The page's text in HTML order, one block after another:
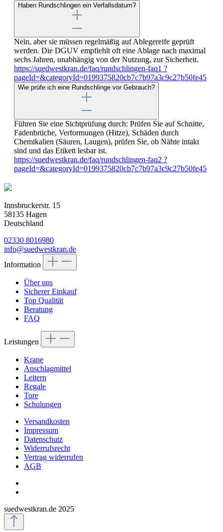
Haben Rundschlingen ein Verfallsdatum?
Nein, aber sie müssen regelmäßig auf Ablegereife geprüft
werden. Die DGUV empfiehlt oft eine Ablage nach maximal
sechs Jahren, unabhängig von der Nutzung, zur Sicherheit.
https://suedwestkran.de/faq/rundschlingen-faq1 ?
pageId=&categoryId=0199375820cb7c7b97a3c9c27b50fe45
Wie prüfe ich eine Rundschlinge vor Gebrauch?
Führen Sie eine Sichtprüfung durch: Prüfen Sie auf Schnitte,
Fadenbrüche, Verformungen (Hitze), Schäden durch
Chemikalien (Säuren, Laugen), prüfen Sie, ob Nähte intakt
sind und das Etikett lesbar ist.
https://suedwestkran.de/faq/rundschlingen-faq2 ?
pageId=&categoryId=0199375820cb7c7b97a3c9c27b50fe45
Innsbruckerstr. 15
58135 Hagen
Deutschland
02330 8016980
info@suedwestkran.de
Information
Über uns
Sicherer Einkauf
Top Qualität
Beratung
FAQ
Leistungen
Krane
Anschlagmittel
Leitern
Regale
Tore
Schulungen
Versandkosten
Impressum
Datenschutz
Widerrufsrecht
Vertrag widerrufen
AGB
suedwestkran.de 2025